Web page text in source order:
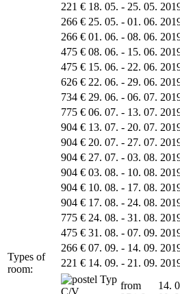
Types of
room:
221 € 18. 05. - 25. 05.
266 € 25. 05. - 01. 06.
266 € 01. 06. - 08. 06.
475 € 08. 06. - 15. 06.
475 € 15. 06. - 22. 06.
626 € 22. 06. - 29. 06.
734 € 29. 06. - 06. 07.
775 € 06. 07. - 13. 07.
904 € 13. 07. - 20. 07.
904 € 20. 07. - 27. 07.
904 € 27. 07. - 03. 08.
904 € 03. 08. - 10. 08.
904 € 10. 08. - 17. 08.
904 € 17. 08. - 24. 08.
775 € 24. 08. - 31. 08.
475 € 31. 08. - 07. 09.
266 € 07. 09. - 14. 09.
221 € 14. 09. - 21. 09.
Typ
from
14.